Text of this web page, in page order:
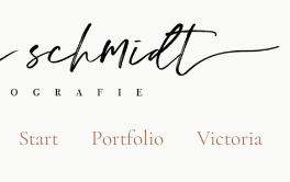
Start Portfolio Victoria